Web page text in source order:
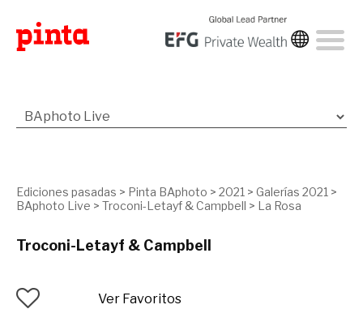
Ediciones pasadas > Pinta BAphoto > 2021 > Galerías 2021 >
BAphoto Live > Troconi-Letayf & Campbell > La Rosa
Troconi-Letayf & Campbell
Ver Favoritos